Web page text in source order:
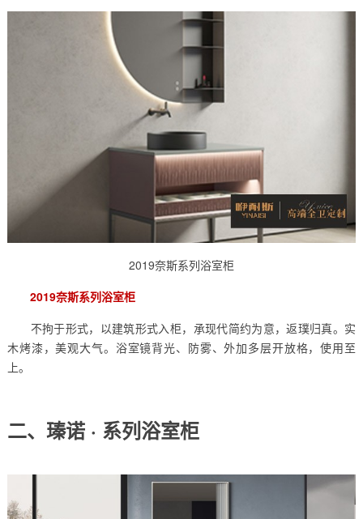
2019奈斯系列浴室柜
2019奈斯系列浴室柜
不拘于形式，以建筑形式入柜，承现代简约为意，返璞归真。实
木烤漆，美观大气。浴室镜背光、防雾、外加多层开放格，使用至
上。
二、瑧诺 · 系列浴室柜